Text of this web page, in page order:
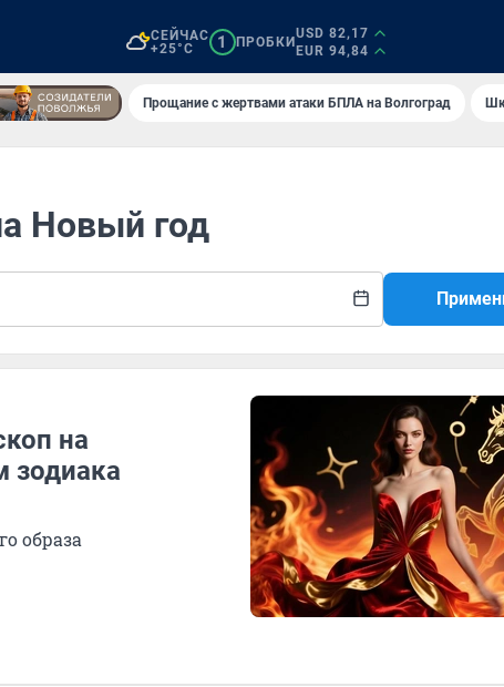
СЕЙЧАС
+25°C
1 ПРОБКИ
USD 82,17
EUR 94,84
Прощание с жертвами атаки БПЛА на Волгоград
Новый год
на
зодиака
образа